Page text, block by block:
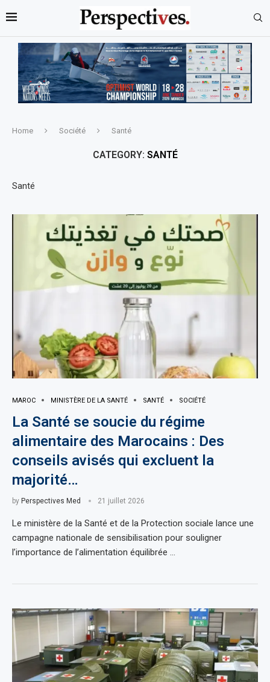
Home Société Santé
CATEGORY: SANTÉ
Santé
MAROC MINISTÈRE DE LA SANTÉ SANTÉ SOCIÉTÉ
La Santé se soucie du régime
alimentaire des Marocains : Des
conseils avisés qui excluent la
majorité…
by Perspectives Med 21 juillet 2026
Le ministère de la Santé et de la Protection sociale lance une
campagne nationale de sensibilisation pour souligner
l’importance de l’alimentation équilibrée …